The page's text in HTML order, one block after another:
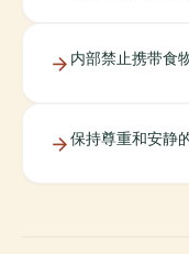
内部禁止携带食
保持尊重和安静